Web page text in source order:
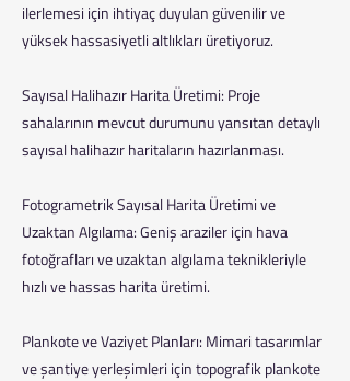
ilerlemesi için ihtiyaç duyulan güvenilir ve
yüksek hassasiyetli altlıkları üretiyoruz.
Sayısal Halihazır Harita Üretimi: Proje
sahalarının mevcut durumunu yansıtan detaylı
sayısal halihazır haritaların hazırlanması.
Fotogrametrik Sayısal Harita Üretimi ve
Uzaktan Algılama: Geniş araziler için hava
fotoğrafları ve uzaktan algılama teknikleriyle
hızlı ve hassas harita üretimi.
Plankote ve Vaziyet Planları: Mimari tasarımlar
ve şantiye yerleşimleri için topografik plankote